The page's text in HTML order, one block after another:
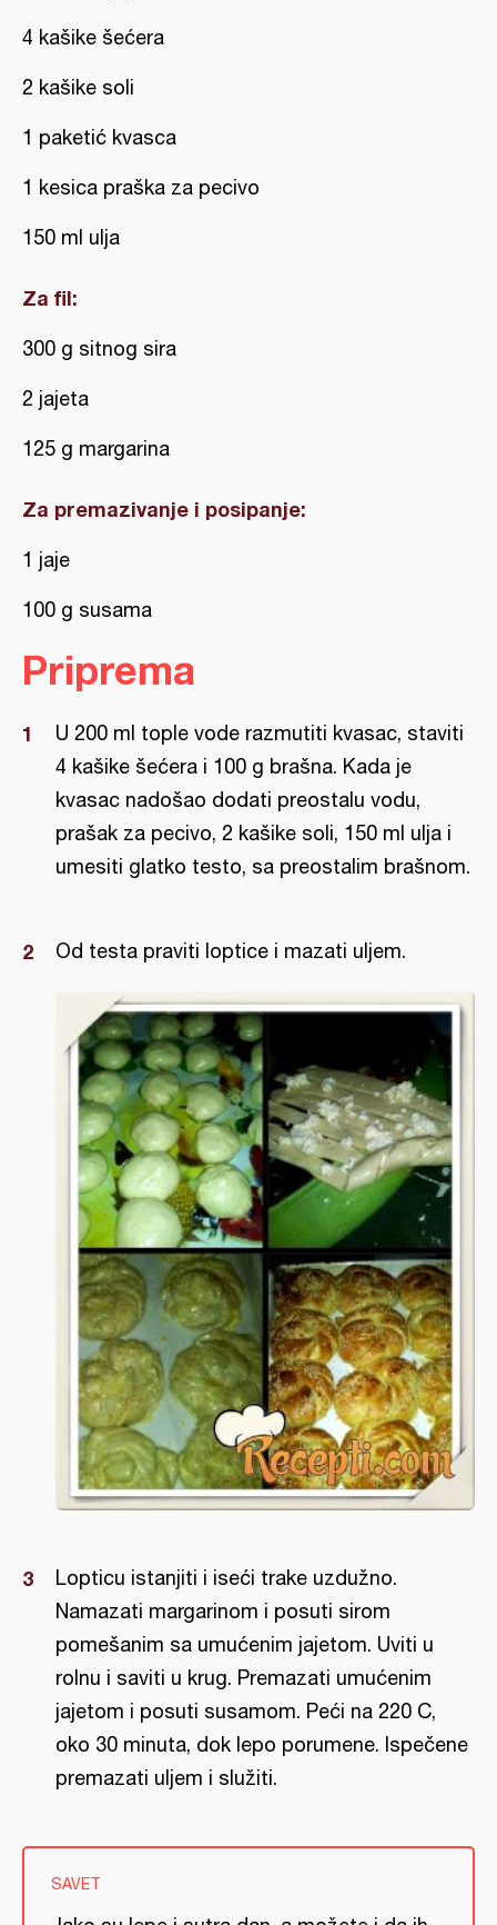
4 kašike šećera
2 kašike soli
1 paketić kvasca
1 kesica praška za pecivo
150 ml ulja
Za fil:
300 g sitnog sira
2 jajeta
125 g margarina
Za premazivanje i posipanje:
1 jaje
100 g susama
Priprema
U 200 ml tople vode razmutiti kvasac, staviti
4 kašike šećera i 100 g brašna. Kada je
kvasac nadošao dodati preostalu vodu,
prašak za pecivo, 2 kašike soli, 150 ml ulja i
umesiti glatko testo, sa preostalim brašnom.
Od testa praviti loptice i mazati uljem.
Lopticu istanjiti i iseći trake uzdužno.
Namazati margarinom i posuti sirom
pomešanim sa umućenim jajetom. Uviti u
rolnu i saviti u krug. Premazati umućenim
jajetom i posuti susamom. Peći na 220 C,
oko 30 minuta, dok lepo porumene. Ispečene
premazati uljem i služiti.
SAVET